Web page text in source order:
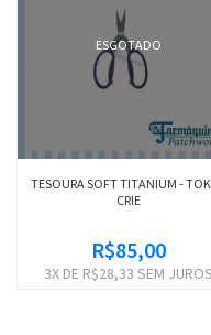
ESGOTADO
TESOURA SOFT TITANIUM -
CRIE
R$85,00
3X DE R$28,33 SEM JUROS